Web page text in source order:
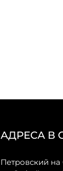
АДРЕСА В
Петровский